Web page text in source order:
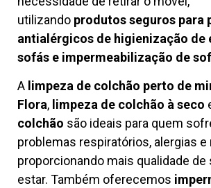
utilizando produtos seguros para
antialérgicos de higienização de
sofás e impermeabilização de
A limpeza de colchão perto de
Flora, limpeza de colchão à seco
colchão são ideais para quem
problemas respiratórios, alergias e
proporcionando mais qualidade de
estar. Também oferecemos